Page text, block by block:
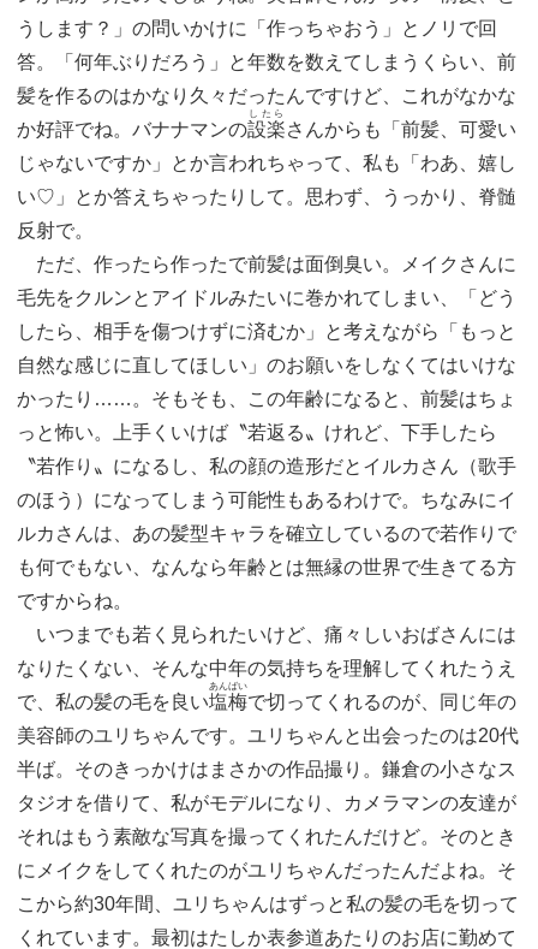
うします？」の問いかけに「作っちゃおう」とノリで回
答。「何年ぶりだろう」と年数を数えてしまうくらい、前
髪を作るのはかなり久々だったんですけど、これがなかな
か好評でね。バナナマンの設楽
したら
さんからも「前髪、可愛い
じゃないですか」とか言われちゃって、私も「わあ、嬉し
い♡」とか答えちゃったりして。思わず、うっかり、脊髄
反射で。
ただ、作ったら作ったで前髪は面倒臭い。メイクさんに
毛先をクルンとアイドルみたいに巻かれてしまい、「どう
したら、相手を傷つけずに済むか」と考えながら「もっと
自然な感じに直してほしい」のお願いをしなくてはいけな
かったり……。そもそも、この年齢になると、前髪はちょ
っと怖い。上手くいけば〝若返る〟けれど、下手したら
〝若作り〟になるし、私の顔の造形だとイルカさん（歌手
のほう）になってしまう可能性もあるわけで。ちなみにイ
ルカさんは、あの髪型キャラを確立しているので若作りで
も何でもない、なんなら年齢とは無縁の世界で生きてる方
ですからね。
いつまでも若く見られたいけど、痛々しいおばさんには
なりたくない、そんな中年の気持ちを理解してくれたうえ
で、私の髪の毛を良い塩梅
あんばい
で切ってくれるのが、同じ年の
美容師のユリちゃんです。ユリちゃんと出会ったのは20代
半ば。そのきっかけはまさかの作品撮り。鎌倉の小さなス
タジオを借りて、私がモデルになり、カメラマンの友達が
それはもう素敵な写真を撮ってくれたんだけど。そのとき
にメイクをしてくれたのがユリちゃんだったんだよね。そ
こから約30年間、ユリちゃんはずっと私の髪の毛を切って
くれています。最初はたしか表参道あたりのお店に勤めて